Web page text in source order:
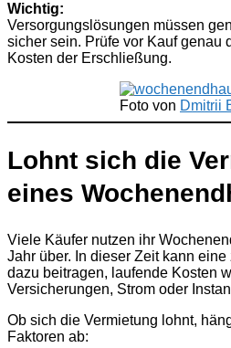
Wichtig:
Versorgungslösungen müssen
sicher sein. Prüfe vor Kauf genau
Kosten der Erschließung.
Foto von Dmitrii
Lohnt sich die
eines
Viele Käufer nutzen ihr
Jahr über. In dieser Zeit kann
dazu beitragen, laufende Kosten
Versicherungen, Strom oder
Ob sich die Vermietung lohnt,
Faktoren ab: